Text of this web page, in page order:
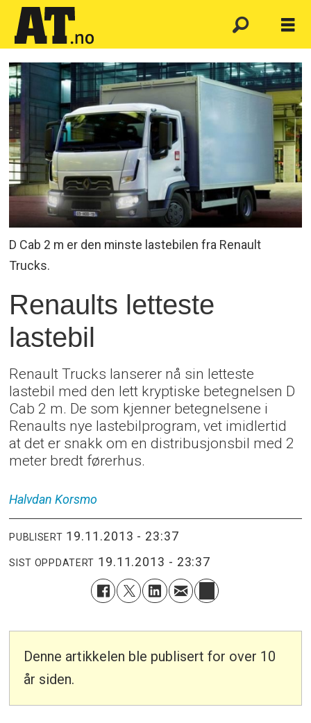
D Cab 2 m er den minste lastebilen fra Renault
Trucks.
Renaults letteste
lastebil
Renault Trucks lanserer nå sin letteste
lastebil med den lett kryptiske betegnelsen D
Cab 2 m. De som kjenner betegnelsene i
Renaults nye lastebilprogram, vet imidlertid
at det er snakk om en distribusjonsbil med 2
meter bredt førerhus.
Halvdan Korsmo
PUBLISERT 19.11.2013 - 23:37
SIST OPPDATERT 19.11.2013 - 23:37
Denne artikkelen ble publisert for over 10
år siden.